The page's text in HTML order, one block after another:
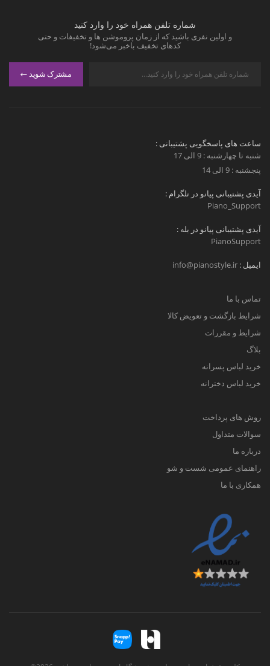
شماره تلفن همراه خود را وارد کنید
و اولین نفری باشید که از زمان پروموشن ها و تخفیفات و حتی
کدهای تخفیف باخبر می‌شود!
مشترک شوید
ساعت های پاسخگویی پشتیبانی :
شنبه تا چهارشنبه : 9 الی 17
پنجشنبه : 9 الی 14
آیدی پشتیبانی پیانو در تلگرام :
Piano_Support
آیدی پشتیبانی پیانو در بله :
PianoSupport
ایمیل : info@pianostyle.ir
تماس با ما
شرایط بازگشت و تعویض کالا
شرایط و مقررات
بلاگ
خرید لباس پسرانه
خرید لباس دخترانه
روش های پرداخت
سوالات متداول
درباره ما
راهنمای عمومی شست و شو
همکاری با ما